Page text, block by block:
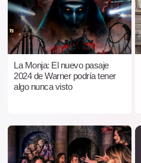
La Monja: El nuevo pasaje
2024 de Warner podría tener
algo nunca visto